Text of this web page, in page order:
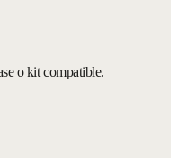
o kit compatible.